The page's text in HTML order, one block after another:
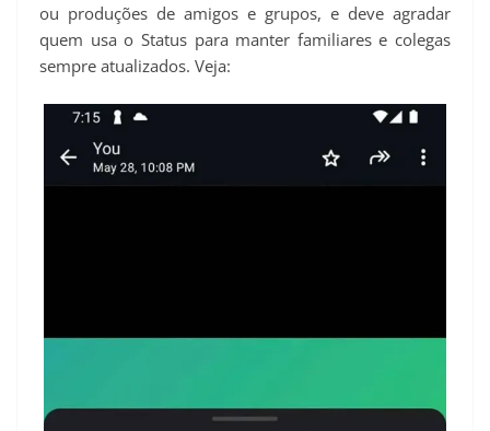
ou produções de amigos e grupos, e deve agradar
quem usa o Status para manter familiares e colegas
sempre atualizados. Veja: